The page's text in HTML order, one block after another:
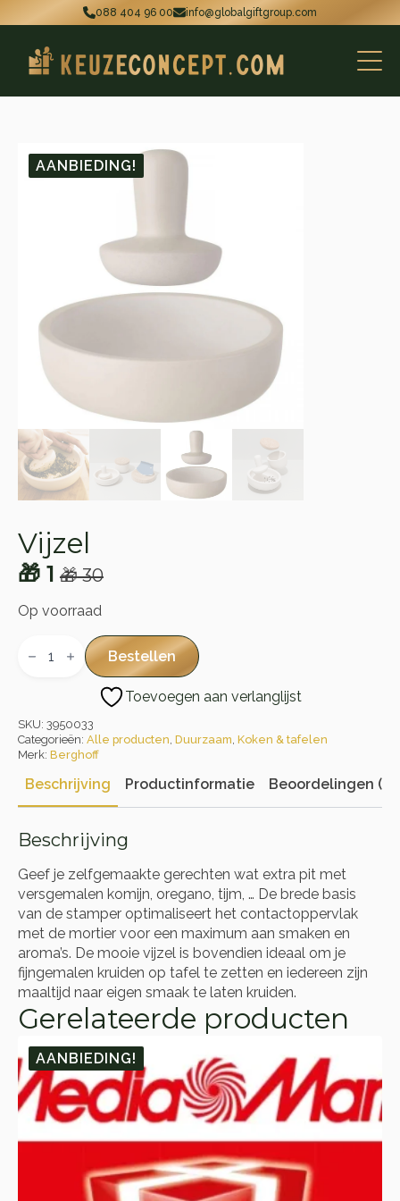
088 404 96 00 info@globalgiftgroup.com
AANBIEDING!
Vijzel
🎁30
Oorspronkelijke
prijs
🎁 30.
🎁 1
Huidige
prijs
🎁 1.
Op voorraad
aantal
Bestellen
Toevoegen aan verlanglijst
SKU: 3950033
Categorieën: Alle producten, Duurzaam, Koken & tafelen
Merk: Berghoff
Beschrijving Productinformatie Beoordelingen (0)
Beschrijving
Geef je zelfgemaakte gerechten wat extra pit met
versgemalen komijn, oregano, tijm, … De brede basis
van de stamper optimaliseert het contactoppervlak
met de mortier voor een maximum aan smaken en
aroma’s. De mooie vijzel is bovendien ideaal om je
fijngemalen kruiden op tafel te zetten en iedereen zijn
maaltijd naar eigen smaak te laten kruiden.
Gerelateerde producten
AANBIEDING!